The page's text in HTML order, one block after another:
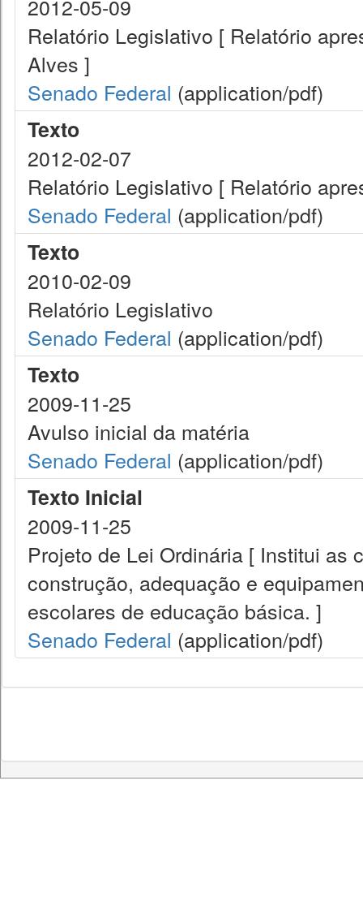
2012-05-09
Relatório Legislativo [ Relatório
Alves ]
Senado Federal (application/pdf)
Texto
2012-02-07
Relatório Legislativo [ Relatório
Senado Federal (application/pdf)
Texto
2010-02-09
Relatório Legislativo
Senado Federal (application/pdf)
Texto
2009-11-25
Avulso inicial da matéria
Senado Federal (application/pdf)
Texto Inicial
2009-11-25
Projeto de Lei Ordinária [ Institui as
construção, adequação e
escolares de educação básica. ]
Senado Federal (application/pdf)